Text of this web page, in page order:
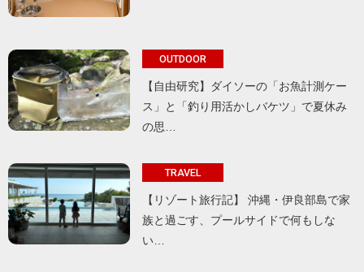
OUTDOOR
【自由研究】ダイソーの「お魚計測ケー
ス」と「釣り用活かしバケツ」で夏休み
の思…
TRAVEL
【リゾート旅行記】 沖縄・伊良部島で家
族と過ごす、プールサイドで何もしな
い…